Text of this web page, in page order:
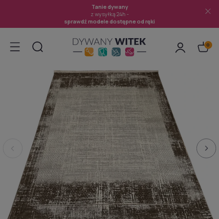
Tanie dywany
z wysyłką 24h -
sprawdź modele dostępne od ręki